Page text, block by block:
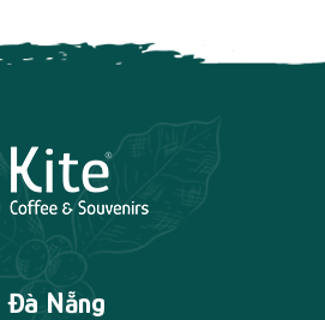
Đà Nẵng